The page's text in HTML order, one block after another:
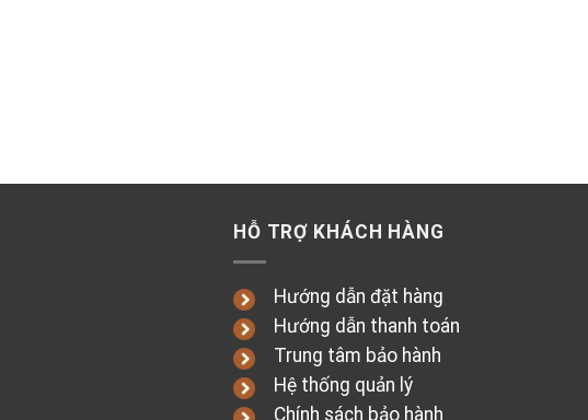
HỖ TRỢ KHÁCH HÀNG
Hướng dẫn đặt hàng
Hướng dẫn thanh toán
Trung tâm bảo hành
Hệ thống quản lý
Chính sách bảo hành